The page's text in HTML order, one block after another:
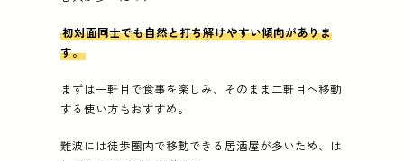
初対面同士でも自然と打ち解けやすい傾向がありま
す。
まずは一軒目で食事を楽しみ、そのまま二軒目へ移動
する使い方もおすすめ。
難波には徒歩圏内で移動できる居酒屋が多いため、は